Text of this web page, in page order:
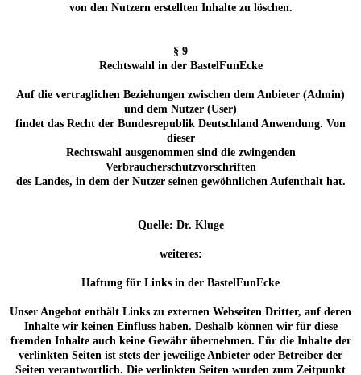
von den Nutzern erstellten Inhalte zu löschen.
§ 9
Rechtswahl in der BastelFunEcke
Auf die vertraglichen Beziehungen zwischen dem Anbieter (Admin)
und dem Nutzer (User)
findet das Recht der Bundesrepublik Deutschland Anwendung. Von
dieser
Rechtswahl ausgenommen sind die zwingenden
Verbraucherschutzvorschriften
des Landes, in dem der Nutzer seinen gewöhnlichen Aufenthalt hat.
Quelle: Dr. Kluge
weiteres:
Haftung für Links in der BastelFunEcke
Unser Angebot enthält Links zu externen Webseiten Dritter, auf deren
Inhalte wir keinen Einfluss haben. Deshalb können wir für diese
fremden Inhalte auch keine Gewähr übernehmen. Für die Inhalte der
verlinkten Seiten ist stets der jeweilige Anbieter oder Betreiber der
Seiten verantwortlich. Die verlinkten Seiten wurden zum Zeitpunkt